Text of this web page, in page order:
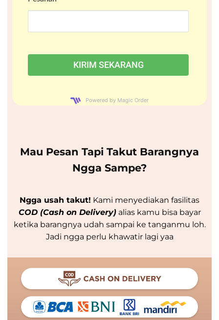
Powered by Magic Order
Mau Pesan Tapi Takut Barangnya
Ngga Sampe?
Ngga usah takut! Kami menyediakan fasilitas
COD (Cash on Delivery)alias kamu bisa bayar
ketika barangnya udah sampai ke tanganmu loh.
Jadi ngga perlu khawatir lagi yaa